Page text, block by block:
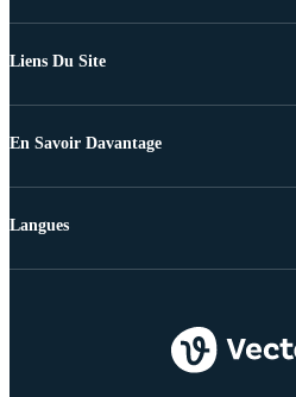
Liens Du Site
En Savoir Davantage
Langues